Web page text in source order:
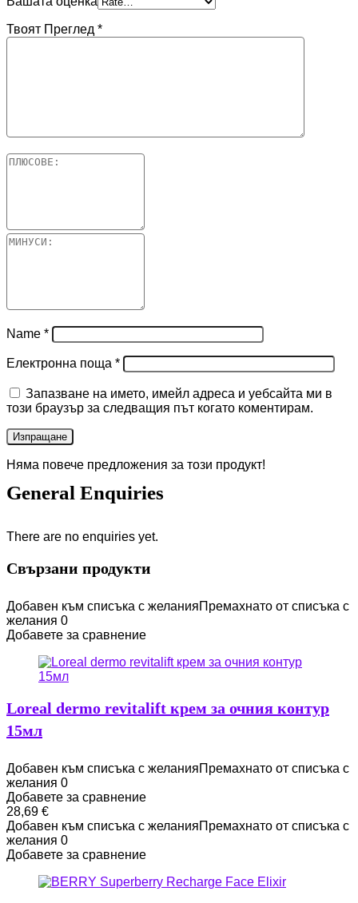
Твоят Преглед *
Name *
Електронна поща *
Запазване на името, имейл адреса и уебсайта ми в
този браузър за следващия път когато коментирам.
Няма повече предложения за този продукт!
General Enquiries
There are no enquiries yet.
Свързани продукти
Добавен към списъка с желанияПремахнато от списъка с
желания 0
Добавете за сравнение
Loreal dermo revitalift крем за очния контур
15мл
Добавен към списъка с желанияПремахнато от списъка с
желания 0
Добавете за сравнение
28,69 €
Добавен към списъка с желанияПремахнато от списъка с
желания 0
Добавете за сравнение